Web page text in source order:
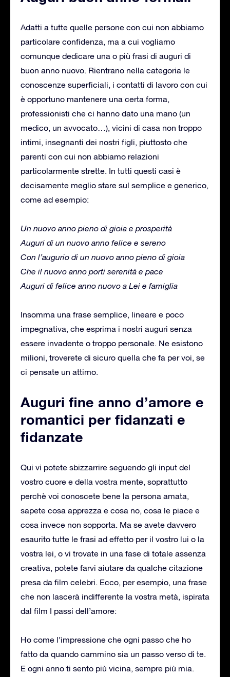
Adatti a tutte quelle persone con cui non abbiamo
particolare confidenza, ma a cui vogliamo
comunque dedicare una o più frasi di auguri di
buon anno nuovo. Rientrano nella categoria le
conoscenze superficiali, i contatti di lavoro con cui
è opportuno mantenere una certa forma,
professionisti che ci hanno dato una mano (un
medico, un avvocato…), vicini di casa non troppo
intimi, insegnanti dei nostri figli, piuttosto che
parenti con cui non abbiamo relazioni
particolarmente strette. In tutti questi casi è
decisamente meglio stare sul semplice e generico,
come ad esempio:
Un nuovo anno pieno di gioia e prosperità
Auguri di un nuovo anno felice e sereno
Con l’augurio di un nuovo anno pieno di gioia
Che il nuovo anno porti serenità e pace
Auguri di felice anno nuovo a Lei e famiglia
Insomma una frase semplice, lineare e poco
impegnativa, che esprima i nostri auguri senza
essere invadente o troppo personale. Ne esistono
milioni, troverete di sicuro quella che fa per voi, se
ci pensate un attimo.
Auguri fine anno d’amore e
romantici per fidanzati e
fidanzate
Qui vi potete sbizzarrire seguendo gli input del
vostro cuore e della vostra mente, soprattutto
perchè voi conoscete bene la persona amata,
sapete cosa apprezza e cosa no, cosa le piace e
cosa invece non sopporta. Ma se avete davvero
esaurito tutte le frasi ad effetto per il vostro lui o la
vostra lei, o vi trovate in una fase di totale assenza
creativa, potete farvi aiutare da qualche citazione
presa da film celebri. Ecco, per esempio, una frase
che non lascerà indifferente la vostra metà, ispirata
dal film I passi dell’amore:
Ho come l’impressione che ogni passo che ho
fatto da quando cammino sia un passo verso di te.
E ogni anno ti sento più vicina, sempre più mia.